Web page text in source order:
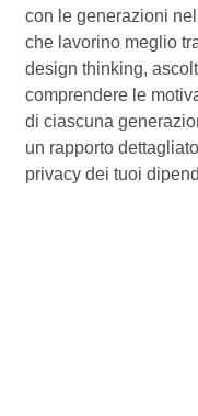
con le generazioni
che lavorino meglio
design thinking,
comprendere le
di ciascuna
un rapporto
privacy dei tuoi